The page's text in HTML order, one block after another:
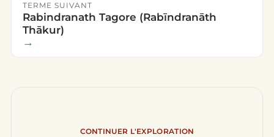
TERME SUIVANT
Rabindranath Tagore (Rab‪ī‬ndranāth
Thākur)
→
CONTINUER L'EXPLORATION